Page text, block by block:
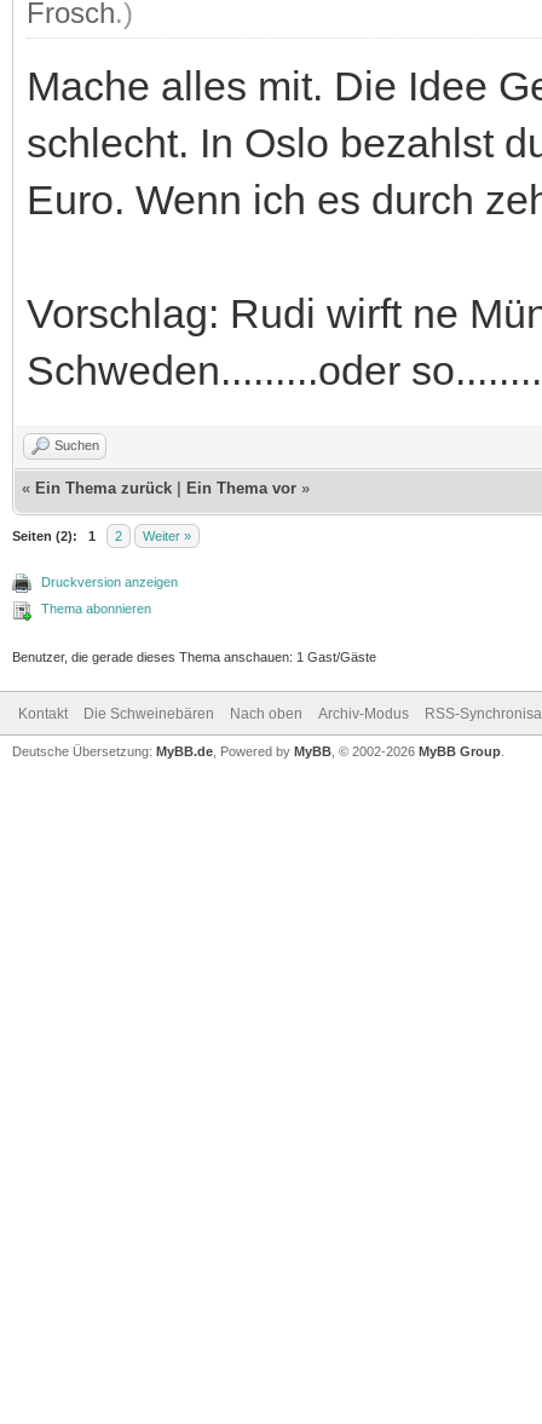
Frosch.)
Mache alles mit. Die Idee
schlecht. In Oslo bezahlst
Euro. Wenn ich es durch
Vorschlag: Rudi wirft ne
Schweden.........oder so........
Suchen
« Ein Thema zurück Ein Thema vor »
Seiten (2): 1 2 Weiter »
Druckversion anzeigen
Thema abonnieren
Benutzer, die gerade dieses Thema anschauen: 1 Gast/Gäste
Kontakt Die Schweinebären Nach oben Archiv-Modus RSS-
Deutsche Übersetzung: MyBB.de , Powered by MyBB , © 2002-2026 MyBB Group